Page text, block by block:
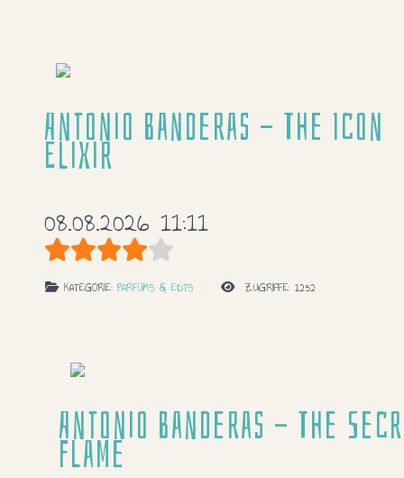
Antonio Banderas - The Icon
Elixir
08.08.2026 11:11
Bewertung: 4/
KATEGORIE: PARFÜMS & EDTS ZUGRIFFE: 1252
Antonio Banderas - The
Flame